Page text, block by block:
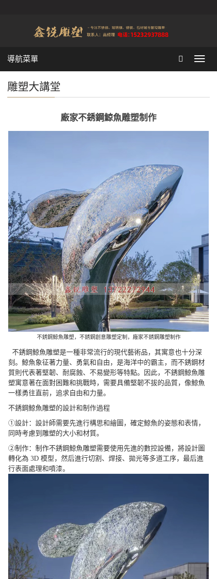
導航菜單
雕塑大講堂
廠家不銹鋼鯨魚雕塑制作
不銹鋼鯨魚雕塑，不銹鋼創意雕塑定制，廠家不銹鋼雕塑制作
不銹鋼鯨魚雕塑是一種非常流行的現代藝術品，其寓意也十分深
刻。鯨魚象征著力量、勇氣和自由，是海洋中的霸主，而不銹鋼材
質則代表著堅韌、耐腐蝕、不易變形等特點。因此，不銹鋼鯨魚雕
塑寓意著在面對困難和挑戰時，需要具備堅韌不拔的品質，像鯨魚
一樣勇往直前，追求自由和力量。
不銹鋼鯨魚雕塑的設計和制作過程
①設計：設計師需要先進行構思和繪圖，確定鯨魚的姿態和表情，
同時考慮到雕塑的大小和材質。
②制作：制作不銹鋼鯨魚雕塑需要使用先進的數控設備，將設計圖
轉化為 3D 模型，然后進行切割、焊接、拋光等多道工序，最后進
行表面處理和噴漆。